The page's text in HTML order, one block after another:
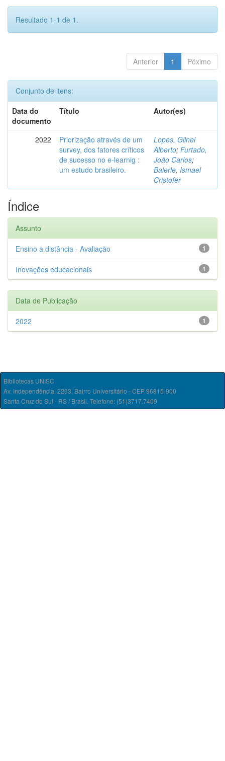
Resultado 1-1 de 1.
Anterior 1 Póximo
Conjunto de itens:
Data do
documento
Título Autor(es)
2022
Priorização através de um
survey, dos fatores críticos
de sucesso no e-learnig :
um estudo brasileiro.
Lopes, Gilnei
Alberto; Furtado,
João Carlos;
Baierle, Ismael
Cristofer
Índice
Assunto
1
Ensino a distância - Avaliação
1
Inovações educacionais
Data de Publicação
1
2022
Bibliotecas UNISC
Av. Independência, 2293, Bairro Universitário - CEP 96815-900
Santa Cruz do Sul - RS / Brasil. Telefone: (51)3717.7409